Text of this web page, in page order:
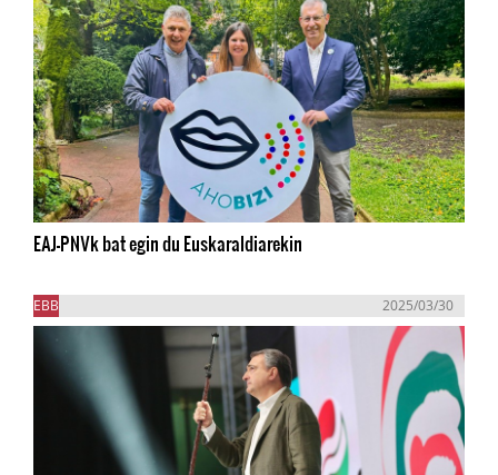
EAJ-PNVk bat egin du Euskaraldiarekin
EBB 2025/03/30